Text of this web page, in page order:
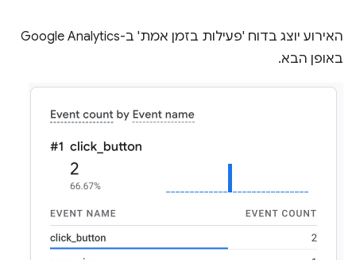
האירוע יוצג בדוח 'פעילות בזמן אמת' ב-Google Analytics
באופן הבא.